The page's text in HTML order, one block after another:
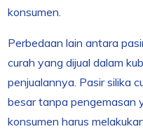
konsumen.
Perbedaan lain antara
curah yang dijual dalam
penjualannya. Pasir silika
besar tanpa pengemasan
konsumen harus